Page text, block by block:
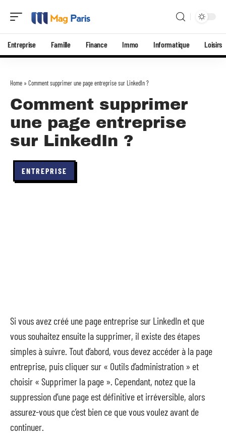
Entreprise Famille Finance Immo Informatique Loisirs
Home » Comment supprimer une page entreprise sur LinkedIn ?
Comment supprimer
une page entreprise
sur LinkedIn ?
ENTREPRISE
Si vous avez créé une page entreprise sur LinkedIn et que
vous souhaitez ensuite la supprimer, il existe des étapes
simples à suivre. Tout d’abord, vous devez accéder à la page
entreprise, puis cliquer sur « Outils d’administration » et
choisir « Supprimer la page ». Cependant, notez que la
suppression d’une page est définitive et irréversible, alors
assurez-vous que c’est bien ce que vous voulez avant de
continuer.